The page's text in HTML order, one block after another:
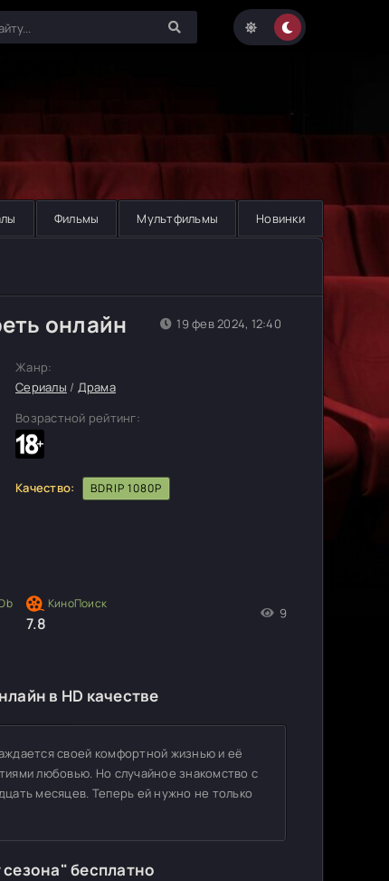
Фильмы Мультфильмы Новинки
онлайн
7.8
9
19 фев 2024, 12:40
Жанр:
Сериалы / Драма
Возрастной рейтинг:
Качество: BDRIP 1080P
в HD качестве
своей комфортной жизнью и её
любовью. Но случайное знакомство с
месяцев. Теперь ей нужно не только
бесплатно